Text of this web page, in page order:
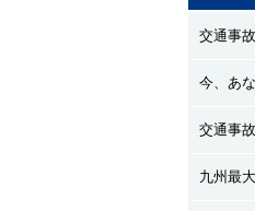
交通事
今、あ
交通事
九州最